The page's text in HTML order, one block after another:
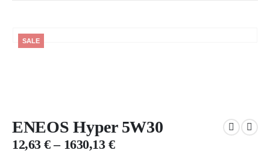
SALE
ENEOS Hyper 5W30
12,63€ – 1630,13€